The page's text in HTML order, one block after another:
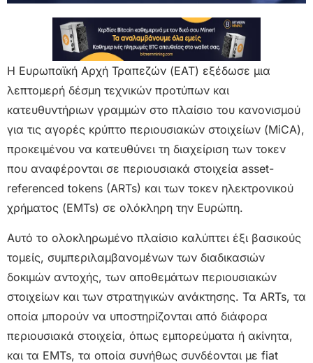
Η Ευρωπαϊκή Αρχή Τραπεζών (ΕΑΤ) εξέδωσε μια
λεπτομερή δέσμη τεχνικών προτύπων και
κατευθυντήριων γραμμών στο πλαίσιο του κανονισμού
για τις αγορές κρύπτο περιουσιακών στοιχείων (MiCA),
προκειμένου να κατευθύνει τη διαχείριση των τοκεν
που αναφέρονται σε περιουσιακά στοιχεία asset-
referenced tokens (ARTs) και των τοκεν ηλεκτρονικού
χρήματος (EMTs) σε ολόκληρη την Ευρώπη.
Αυτό το ολοκληρωμένο πλαίσιο καλύπτει έξι βασικούς
τομείς, συμπεριλαμβανομένων των διαδικασιών
δοκιμών αντοχής, των αποθεμάτων περιουσιακών
στοιχείων και των στρατηγικών ανάκτησης. Τα ARTs, τα
οποία μπορούν να υποστηρίζονται από διάφορα
περιουσιακά στοιχεία, όπως εμπορεύματα ή ακίνητα,
και τα EMTs, τα οποία συνήθως συνδέονται με fiat